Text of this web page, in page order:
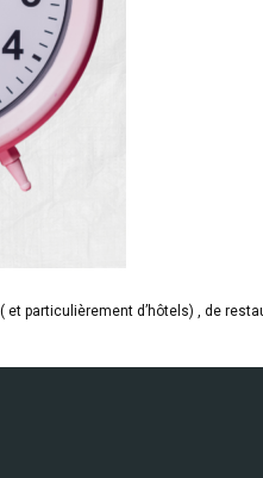
particulièrement d’hôtels) , de